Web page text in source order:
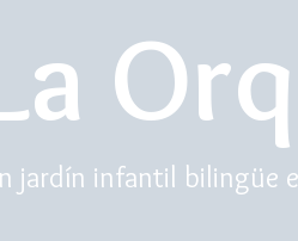
jardín infantil bilingüe